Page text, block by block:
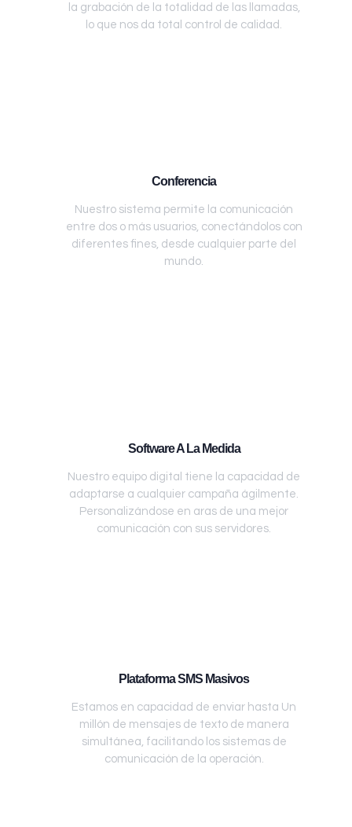
la grabación de la totalidad de las llamadas,
lo que nos da total control de calidad.
Conferencia
Nuestro sistema permite la comunicación
entre dos o más usuarios, conectándolos con
diferentes fines, desde cualquier parte del
mundo.
Software A La Medida
Nuestro equipo digital tiene la capacidad de
adaptarse a cualquier campaña ágilmente.
Personalizándose en aras de una mejor
comunicación con sus servidores.
Plataforma SMS Masivos
Estamos en capacidad de enviar hasta Un
millón de mensajes de texto de manera
simultánea, facilitando los sistemas de
comunicación de la operación.